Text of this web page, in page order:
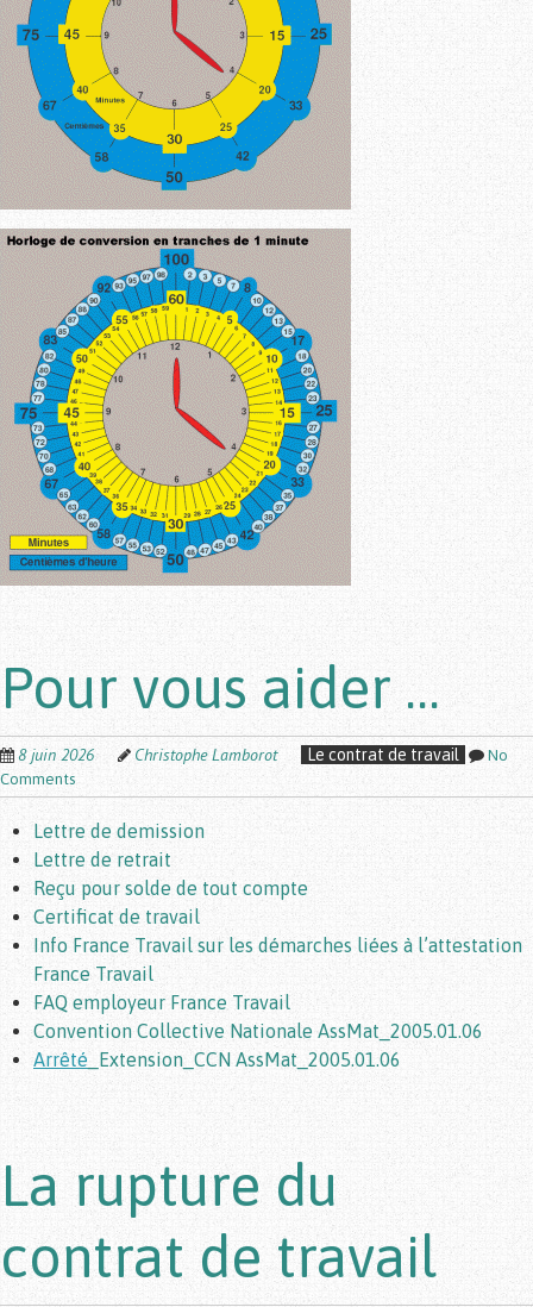
Pour vous aider …
8 juin 2026 Christophe Lamborot Le contrat de travail
No
Comments
Lettre de demission
Lettre de retrait
Reçu pour solde de tout compte
Certificat de travail
Info France Travail sur les démarches liées à l’attestation
France Travail
FAQ employeur France Travail
Convention Collective Nationale AssMat_2005.01.06
Arrêté_Extension_CCN AssMat_2005.01.06
La rupture du
contrat de travail